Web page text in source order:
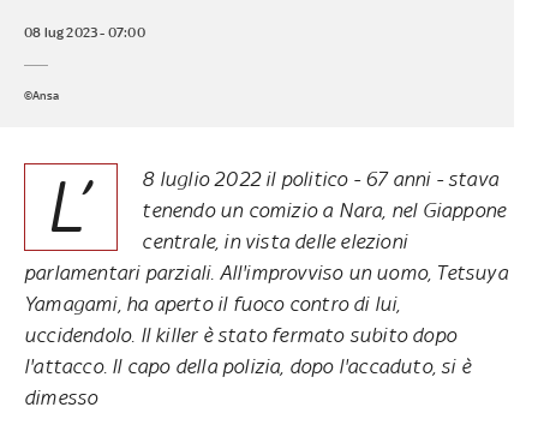
08 lug 2023 - 07:00
©Ansa
L’
8 luglio 2022 il politico - 67 anni - stava
tenendo un comizio a Nara, nel Giappone
centrale, in vista delle elezioni
parlamentari parziali. All'improvviso un uomo, Tetsuya
Yamagami, ha aperto il fuoco contro di lui,
uccidendolo. Il killer è stato fermato subito dopo
l'attacco. Il capo della polizia, dopo l'accaduto, si è
dimesso